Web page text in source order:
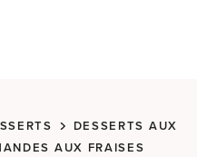
DESSERTS AUX
AUX FRAISES